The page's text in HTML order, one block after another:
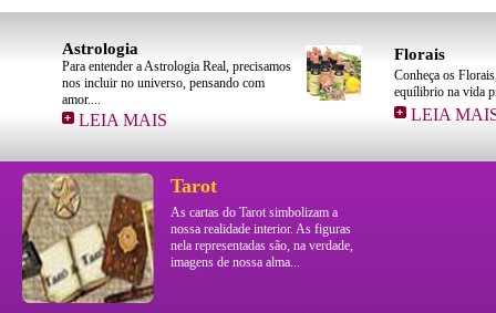
Conheça os Florais, proporcione um
equílibrio na vida profissional e pessoal....
LEIA MAIS
Os
Tarot
As cartas do Tarot simbolizam a
nossa realidade interior. As figuras
nela representadas são, na verdade,
imagens de nossa alma...